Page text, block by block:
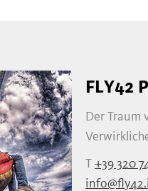
FLY42
Der Traum
T +39 320